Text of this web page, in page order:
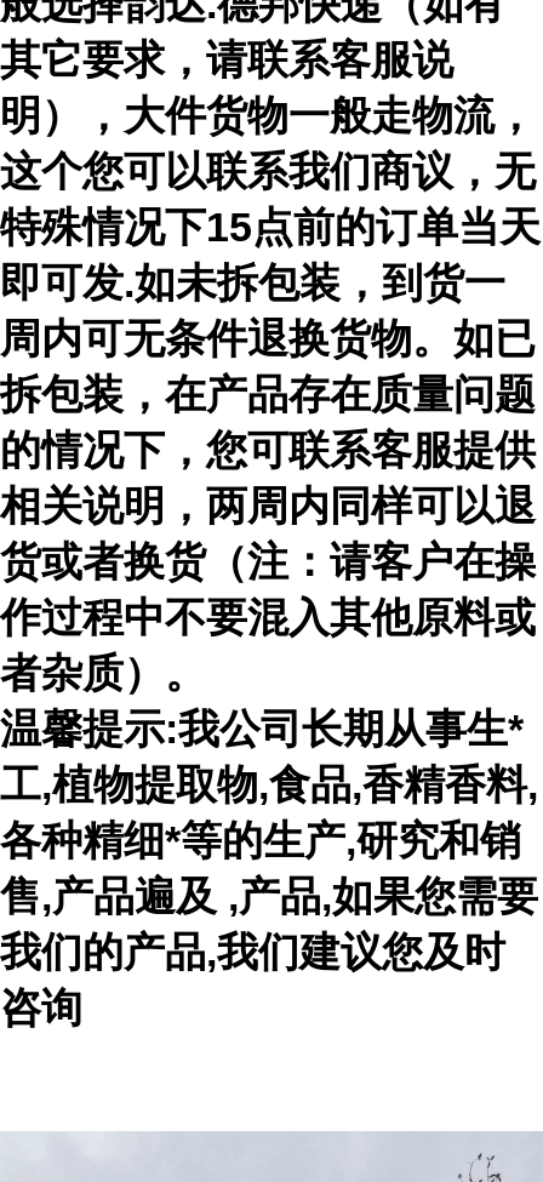
其它要求，请联系客服说
明），大件货物一般走物流，
这个您可以联系我们商议，无
特殊情况下15点前的订单当天
即可发.如未拆包装，到货一
周内可无条件退换货物。如已
拆包装，在产品存在质量问题
的情况下，您可联系客服提供
相关说明，两周内同样可以退
货或者换货（注：请客户在操
作过程中不要混入其他原料或
者杂质）。
温馨提示:我公司长期从事生*
工,植物提取物,食品,香精香料,
各种精细*等的生产,研究和销
售,产品遍及 ,产品,如果您需要
我们的产品,我们建议您及时
咨询